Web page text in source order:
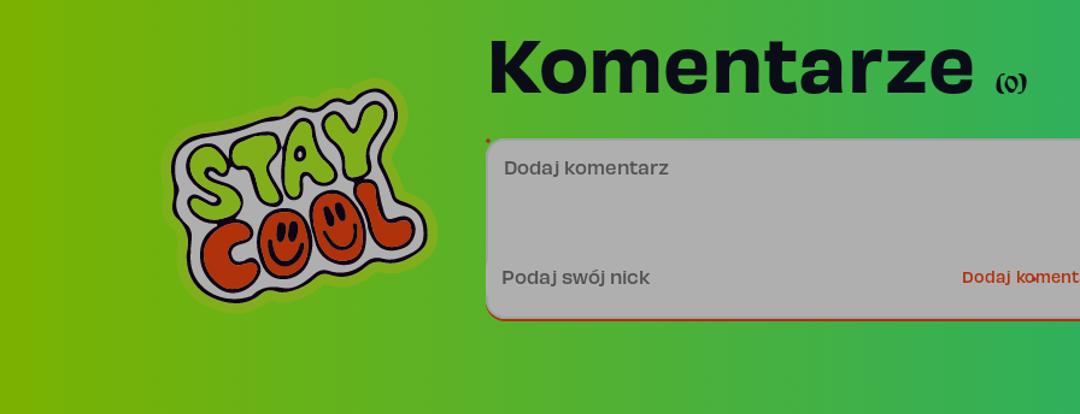
Komentarze (0)
Dodaj komentarz
Dodaj